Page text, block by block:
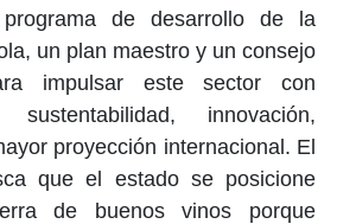
de desarrollo de la
un plan maestro y un consejo
impulsar este sector con
innovación,
proyección internacional. El
que el estado se posicione
de buenos vinos porque